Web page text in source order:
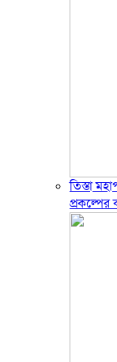
তিস্তা
প্রকল্পের